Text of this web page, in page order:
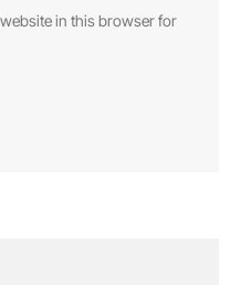
in this browser for